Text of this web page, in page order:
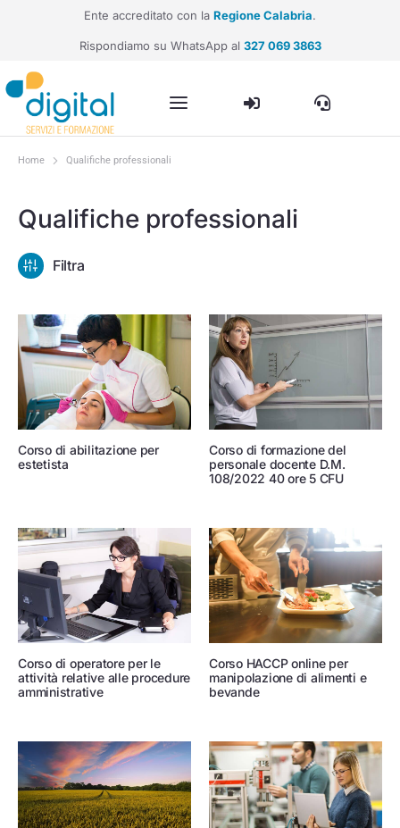
Ente accreditato con la Regione Calabria.
Rispondiamo su WhatsApp al 327 069 3863
Qualifiche professionali
Filtra
Tu sei qui:
Home Qualifiche professionali
Corso di abilitazione per
estetista
Corso di formazione del
personale docente D.M.
108/2022 40 ore 5 CFU
Corso di operatore per le
attività relative alle procedure
amministrative
Corso HACCP online per
manipolazione di alimenti e
bevande